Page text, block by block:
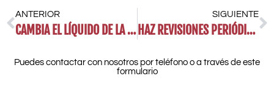
ANTERIOR
CAMBIA EL LÍQUIDO DE LA SUSPENSIÓN
SIGUIENTE
HAZ REVISIONES PERIÓDICAS EN EL TALLER
Puedes contactar con nosotros por teléfono o a través de este
formulario